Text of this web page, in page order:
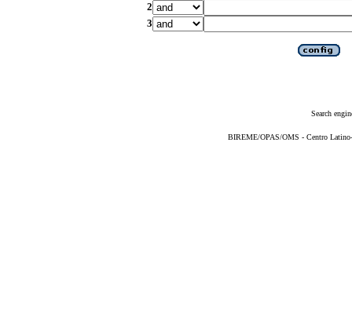
2
3
Search
BIREME/OPAS/OMS - Centro Latino-